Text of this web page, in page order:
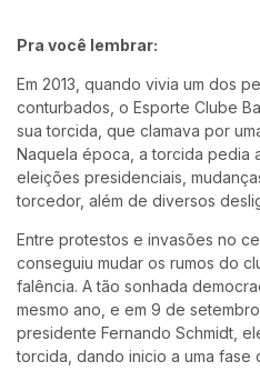
Pra você lembrar:
Em 2013, quando vivia um dos
conturbados, o Esporte Clube
sua torcida, que clamava por
Naquela época, a torcida pedia
eleições presidenciais,
torcedor, além de diversos
Entre protestos e invasões no
conseguiu mudar os rumos do
falência. A tão sonhada
mesmo ano, e em 9 de
presidente Fernando Schmidt,
torcida, dando inicio a uma fase